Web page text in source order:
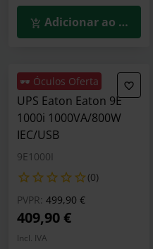
Adicionar ao
🕶️ Óculos Oferta
UPS Eaton Eaton 9E
1000i 1000VA/800W
IEC/USB
9E1000I
(0)
PVPR: Preço reduzido de
499,90 €para
409,90 €
Incl. IVA